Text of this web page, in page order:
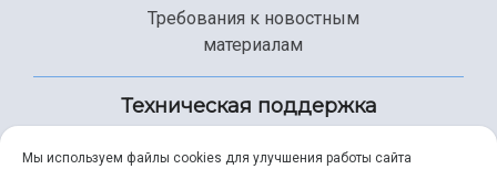
Требования к новостным
материалам
Техническая поддержка
Мы используем файлы cookies для улучшения работы сайта